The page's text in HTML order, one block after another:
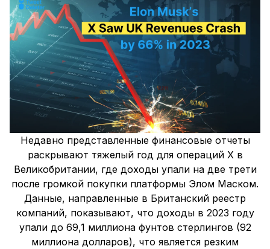
Недавно представленные финансовые отчеты
раскрывают тяжелый год для операций X в
Великобритании, где доходы упали на две трети
после громкой покупки платформы Элом Маском.
Данные, направленные в Британский реестр
компаний, показывают, что доходы в 2023 году
упали до 69,1 миллиона фунтов стерлингов (92
миллиона долларов), что является резким